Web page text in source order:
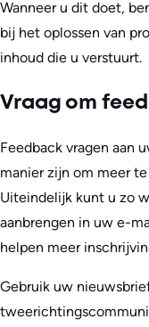
Wanneer u dit doet,
bij het oplossen van
inhoud die u verstuurt.
Vraag om
Feedback vragen aan
manier zijn om meer
Uiteindelijk kunt u zo
aanbrengen in uw e-
helpen meer
Gebruik uw